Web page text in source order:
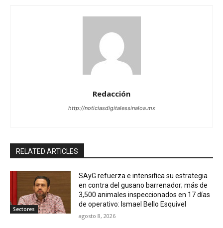
Redacción
http://noticiasdigitalessinaloa.mx
RELATED ARTICLES
Sectores
SAyG refuerza e intensifica su estrategia
en contra del gusano barrenador; más de
3,500 animales inspeccionados en 17 días
de operativo: Ismael Bello Esquivel
agosto 8, 2026